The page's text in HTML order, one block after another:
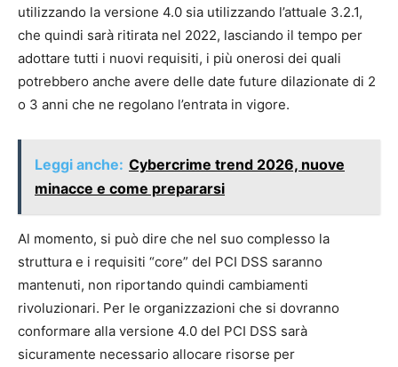
utilizzando la versione 4.0 sia utilizzando l’attuale 3.2.1,
che quindi sarà ritirata nel 2022, lasciando il tempo per
adottare tutti i nuovi requisiti, i più onerosi dei quali
potrebbero anche avere delle date future dilazionate di 2
o 3 anni che ne regolano l’entrata in vigore.
Leggi anche: Cybercrime trend 2026, nuove
minacce e come prepararsi
Al momento, si può dire che nel suo complesso la
struttura e i requisiti “core” del PCI DSS saranno
mantenuti, non riportando quindi cambiamenti
rivoluzionari. Per le organizzazioni che si dovranno
conformare alla versione 4.0 del PCI DSS sarà
sicuramente necessario allocare risorse per